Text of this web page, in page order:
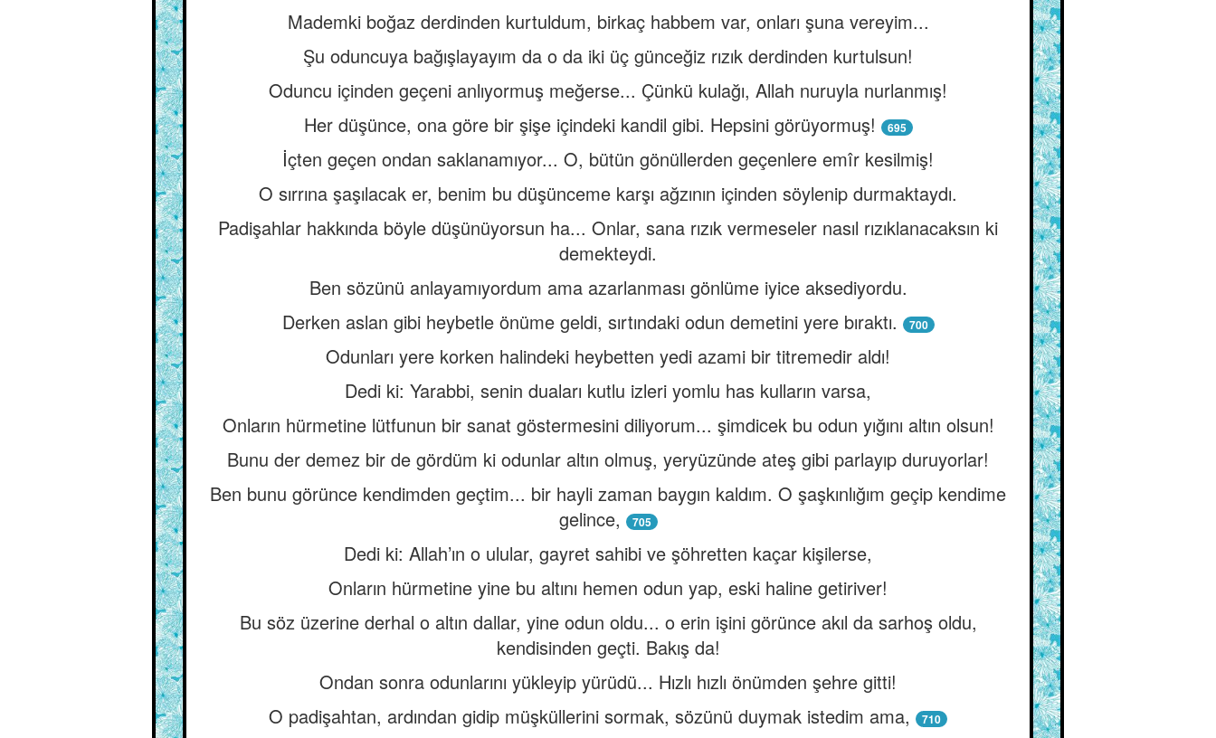
Mademki boğaz derdinden kurtuldum, birkaç habbem var, onları şuna vereyim...
Şu oduncuya bağışlayayım da o da iki üç günceğiz rızık derdinden kurtulsun!
Oduncu içinden geçeni anlıyormuş meğerse... Çünkü kulağı, Allah nuruyla nurlanmış!
Her düşünce, ona göre bir şişe içindeki kandil gibi. Hepsini görüyormuş!
695
İçten geçen ondan saklanamıyor... O, bütün gönüllerden geçenlere emîr kesilmiş!
O sırrına şaşılacak er, benim bu düşünceme karşı ağzının içinden söylenip durmaktaydı.
Padişahlar hakkında böyle düşünüyorsun ha... Onlar, sana rızık vermeseler nasıl rızıklanacaksın ki
demekteydi.
Ben sözünü anlayamıyordum ama azarlanması gönlüme iyice aksediyordu.
Derken aslan gibi heybetle önüme geldi, sırtındaki odun demetini yere bıraktı.
700
Odunları yere korken halindeki heybetten yedi azami bir titremedir aldı!
Dedi ki: Yarabbi, senin duaları kutlu izleri yomlu has kulların varsa,
Onların hürmetine lütfunun bir sanat göstermesini diliyorum... şimdicek bu odun yığını altın olsun!
Bunu der demez bir de gördüm ki odunlar altın olmuş, yeryüzünde ateş gibi parlayıp duruyorlar!
Ben bunu görünce kendimden geçtim... bir hayli zaman baygın kaldım. O şaşkınlığım geçip kendime
gelince,
705
Dedi ki: Allah’ın o ulular, gayret sahibi ve şöhretten kaçar kişilerse,
Onların hürmetine yine bu altını hemen odun yap, eski haline getiriver!
Bu söz üzerine derhal o altın dallar, yine odun oldu... o erin işini görünce akıl da sarhoş oldu,
kendisinden geçti. Bakış da!
Ondan sonra odunlarını yükleyip yürüdü... Hızlı hızlı önümden şehre gitti!
O padişahtan, ardından gidip müşküllerini sormak, sözünü duymak istedim ama,
710